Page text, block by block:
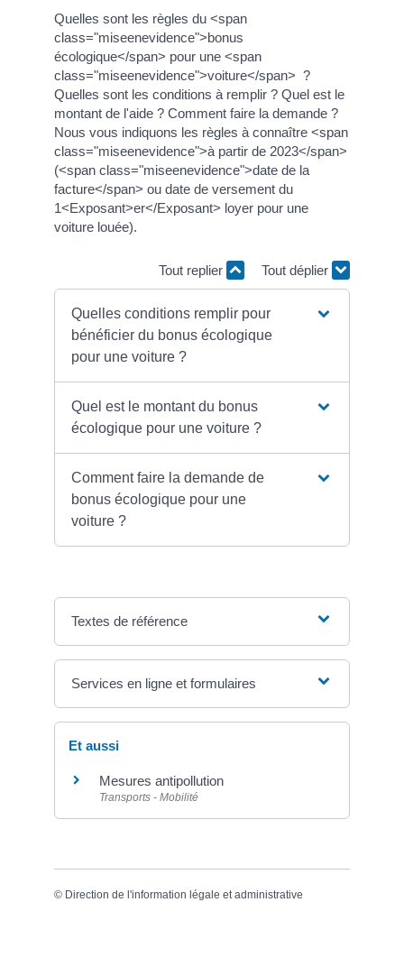
Quelles sont les règles du <span
class="miseenevidence">bonus
écologique</span> pour une <span
class="miseenevidence">voiture</span> ?
Quelles sont les conditions à remplir ? Quel est le
montant de l'aide ? Comment faire la demande ?
Nous vous indiquons les règles à connaître <span
class="miseenevidence">à partir de 2023</span>
(<span class="miseenevidence">date de la
facture</span> ou date de versement du
1<Exposant>er</Exposant> loyer pour une
voiture louée).
Tout replier Tout déplier
Quelles conditions remplir pour
bénéficier du bonus écologique
pour une voiture ?
Quel est le montant du bonus
écologique pour une voiture ?
Comment faire la demande de
bonus écologique pour une
voiture ?
Textes de référence
Services en ligne et formulaires
Et aussi
Mesures antipollution
Transports - Mobilité
© Direction de l'information légale et administrative